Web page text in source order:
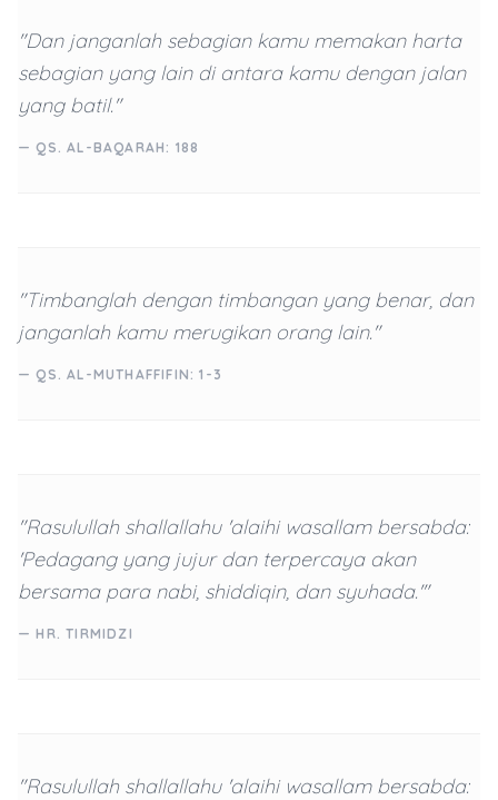
"Dan janganlah sebagian kamu memakan harta
sebagian yang lain di antara kamu dengan jalan
yang batil."
— QS. AL-BAQARAH: 188
"Timbanglah dengan timbangan yang benar, dan
janganlah kamu merugikan orang lain."
— QS. AL-MUTHAFFIFIN: 1-3
"Rasulullah shallallahu 'alaihi wasallam bersabda:
'Pedagang yang jujur dan terpercaya akan
bersama para nabi, shiddiqin, dan syuhada.'"
— HR. TIRMIDZI
"Rasulullah shallallahu 'alaihi wasallam bersabda: